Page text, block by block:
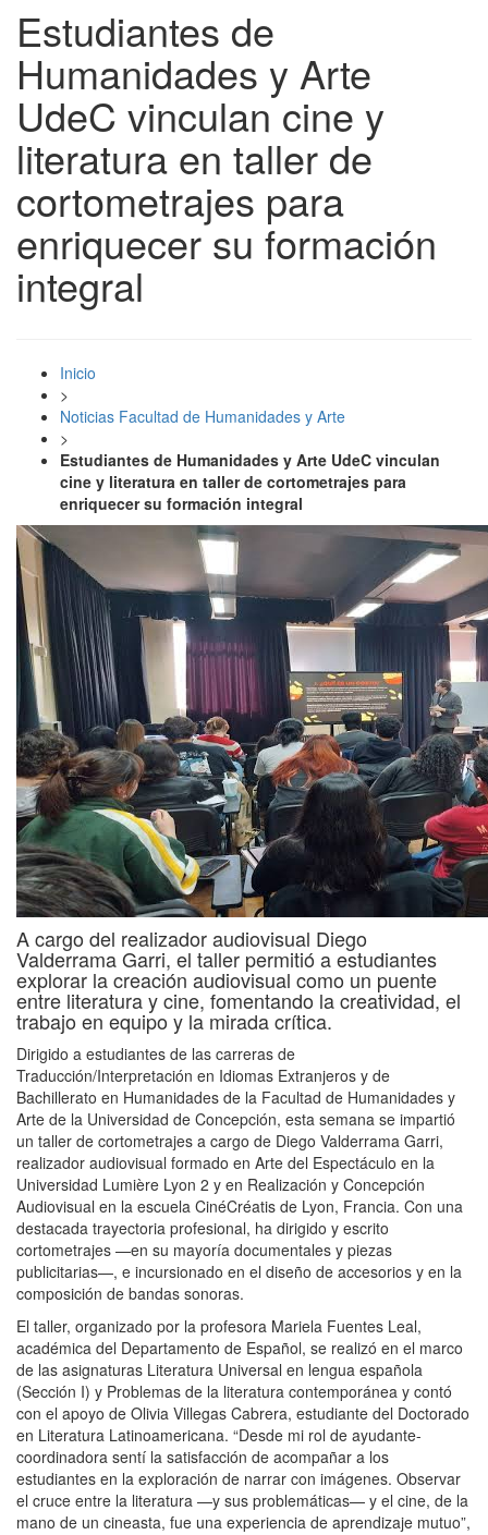
Estudiantes de
Humanidades y Arte
UdeC vinculan cine y
literatura en taller de
cortometrajes para
enriquecer su formación
integral
Inicio
>
Noticias Facultad de Humanidades y Arte
>
Estudiantes de Humanidades y Arte UdeC vinculan
cine y literatura en taller de cortometrajes para
enriquecer su formación integral
A cargo del realizador audiovisual Diego
Valderrama Garri, el taller permitió a estudiantes
explorar la creación audiovisual como un puente
entre literatura y cine, fomentando la creatividad, el
trabajo en equipo y la mirada crítica.
Dirigido a estudiantes de las carreras de
Traducción/Interpretación en Idiomas Extranjeros y de
Bachillerato en Humanidades de la Facultad de Humanidades y
Arte de la Universidad de Concepción, esta semana se impartió
un taller de cortometrajes a cargo de Diego Valderrama Garri,
realizador audiovisual formado en Arte del Espectáculo en la
Universidad Lumière Lyon 2 y en Realización y Concepción
Audiovisual en la escuela CinéCréatis de Lyon, Francia. Con una
destacada trayectoria profesional, ha dirigido y escrito
cortometrajes —en su mayoría documentales y piezas
publicitarias—, e incursionado en el diseño de accesorios y en la
composición de bandas sonoras.
El taller, organizado por la profesora Mariela Fuentes Leal,
académica del Departamento de Español, se realizó en el marco
de las asignaturas Literatura Universal en lengua española
(Sección I) y Problemas de la literatura contemporánea y contó
con el apoyo de Olivia Villegas Cabrera, estudiante del Doctorado
en Literatura Latinoamericana. “Desde mi rol de ayudante-
coordinadora sentí la satisfacción de acompañar a los
estudiantes en la exploración de narrar con imágenes. Observar
el cruce entre la literatura —y sus problemáticas— y el cine, de la
mano de un cineasta, fue una experiencia de aprendizaje mutuo”,